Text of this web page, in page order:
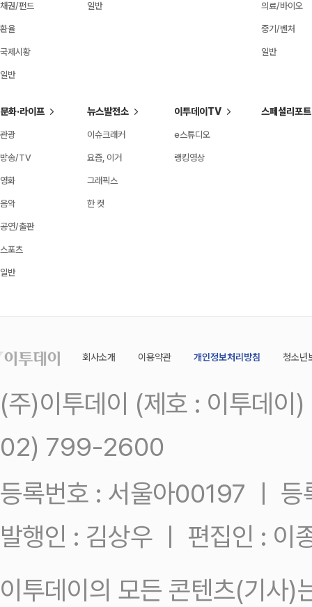
채권/펀드
환율
국제시황
일반
일반 의료/바이오
중기/벤처
일반
문화·라이프
관광
방송/TV
영화
음악
공연/출판
스포츠
일반
뉴스발전소
이슈크래커
요즘, 이거
그래픽스
한 컷
이투데이TV
e스튜디오
랭킹영상
스페셜리포트
회사소개 이용약관 개인정보처리방침 청소년
(주)이투데이 (제호 : 이투데
02) 799-2600
등록번호 : 서울아00197 ㅣ
발행인 : 김상우 ㅣ 편집인 : 이
이투데이의 모든 콘텐츠(기사)